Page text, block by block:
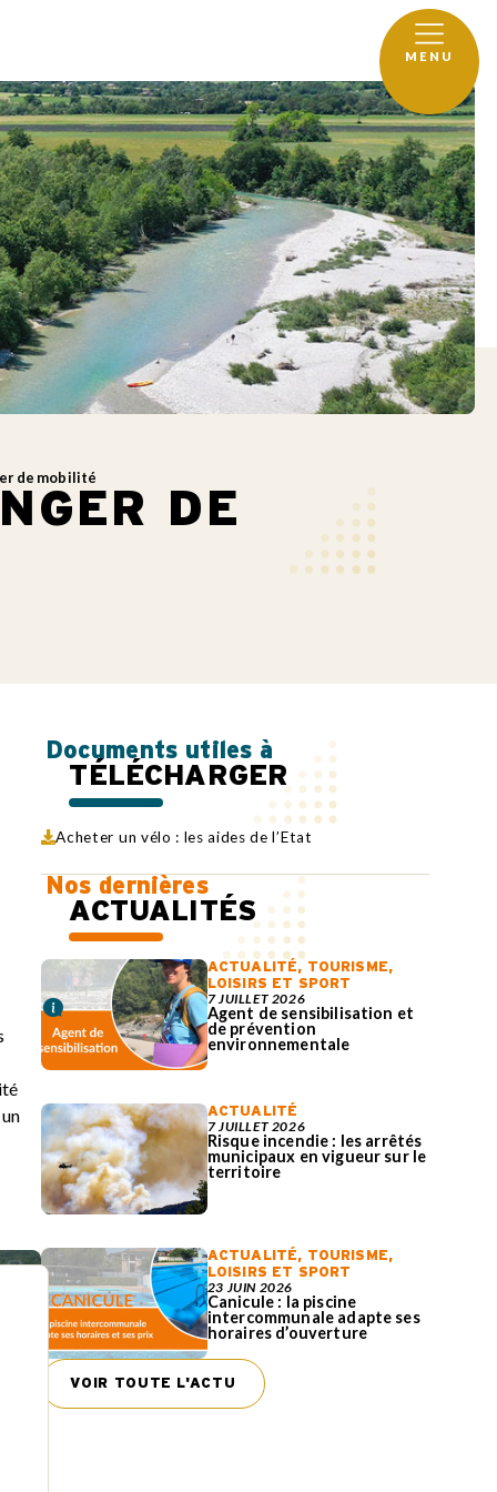
MENU
de mobilité
DE
Documents utiles à
TÉLÉCHARGER
Acheter un vélo : les aides de l’Etat
Nos dernières
ACTUALITÉS
ACTUALITÉ, TOURISME,
LOISIRS ET SPORT
7 JUILLET 2026
Agent de sensibilisation et
de prévention
environnementale
ACTUALITÉ
7 JUILLET 2026
Risque incendie : les arrêtés
municipaux en vigueur sur le
territoire
ACTUALITÉ, TOURISME,
LOISIRS ET SPORT
23 JUIN 2026
Canicule : la piscine
intercommunale adapte ses
horaires d’ouverture
VOIR TOUTE L'ACTU